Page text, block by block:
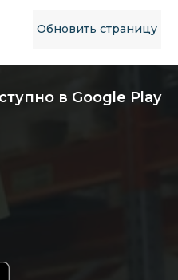
Обновить страницу
в Google Play